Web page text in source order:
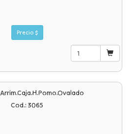
Precio $
Cod.: 3065